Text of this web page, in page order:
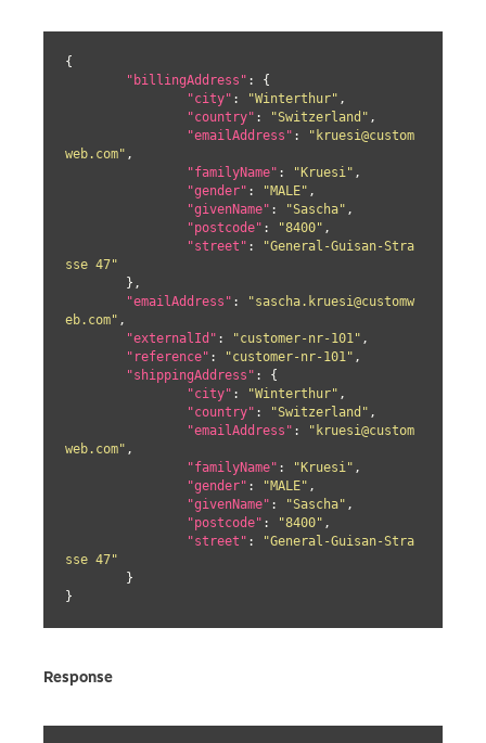
{
"billingAddress" : {
"city" : "Winterthur" ,
"country" : "Switzerland" ,
"emailAddress" :
"kruesi@custom
web.com" ,
"familyName" : "Kruesi" ,
"gender" : "MALE" ,
"givenName" : "Sascha" ,
"postcode" : "8400" ,
"street" :
"General-Guisan-Stra
sse 47"
"emailAddress" :
"sascha.kruesi@customw
eb.com" ,
"externalId" : "customer-nr-101" ,
"reference" : "customer-nr-101" ,
"shippingAddress" : {
"city" : "Winterthur" ,
"country" : "Switzerland" ,
"emailAddress" :
"kruesi@custom
web.com" ,
"familyName" : "Kruesi" ,
"gender" : "MALE" ,
"givenName" : "Sascha" ,
"postcode" : "8400" ,
"street" :
"General-Guisan-Stra
sse 47"
}
Response